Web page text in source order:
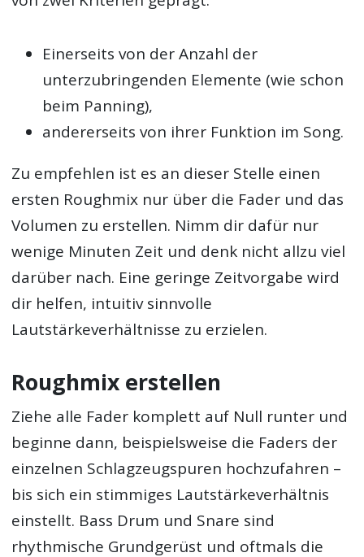
Einerseits von der Anzahl der
unterzubringenden Elemente (wie schon
beim Panning),
andererseits von ihrer Funktion im Song.
Zu empfehlen ist es an dieser Stelle einen
ersten Roughmix nur über die Fader und das
Volumen zu erstellen. Nimm dir dafür nur
wenige Minuten Zeit und denk nicht allzu viel
darüber nach. Eine geringe Zeitvorgabe wird
dir helfen, intuitiv sinnvolle
Lautstärkeverhältnisse zu erzielen.
Roughmix erstellen
Ziehe alle Fader komplett auf Null runter und
beginne dann, beispielsweise die Faders der
einzelnen Schlagzeugspuren hochzufahren –
bis sich ein stimmiges Lautstärkeverhältnis
einstellt. Bass Drum und Snare sind
rhythmische Grundgerüst und oftmals die